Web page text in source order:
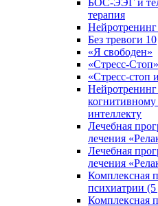
БОС-ЭЭГ и
терапия
Без тревоги 10
«Я свободен»
«Стресс-Стоп»
«Стресс-стоп
когнитивному
интеллекту
Лечебная
лечения
Лечебная
лечения
Комплексная
психиатрии
Комплексная